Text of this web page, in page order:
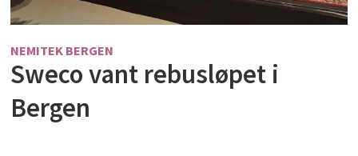
NEMITEK BERGEN
Sweco vant rebusløpet i
Bergen